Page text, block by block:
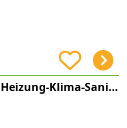
Ronny Gumprecht Heizung-Klima-Sanitärtechnik